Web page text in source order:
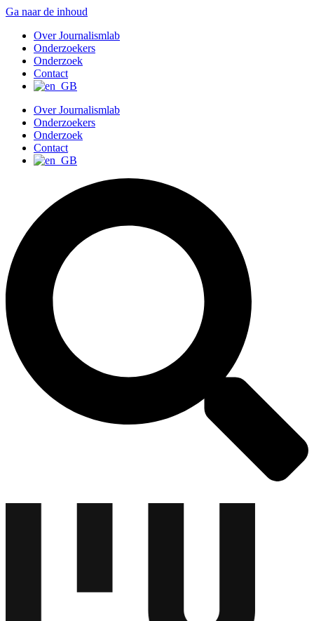
Ga naar de inhoud
Over Journalismlab
Onderzoekers
Onderzoek
Contact
Over Journalismlab
Onderzoekers
Onderzoek
Contact